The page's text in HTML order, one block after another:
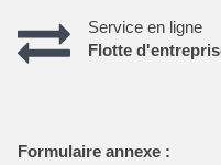
Service en ligne
Flotte
Formulaire annexe :